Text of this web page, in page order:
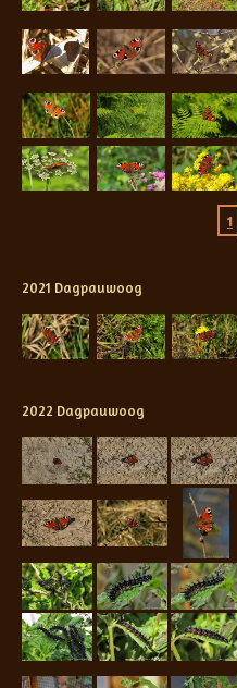
1
2021 Dagpauwoog
2022 Dagpauwoog